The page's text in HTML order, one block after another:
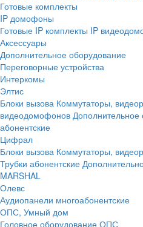
Готовые комплекты
IP домофоны
Готовые IP комплекты IP
Аксессуары
Дополнительное оборудование
Переговорные устройства
Интеркомы
Элтис
Блоки вызова Коммутаторы,
видеодомофонов Дополнительное
абонентские
Цифрал
Блоки вызова Коммутаторы,
Трубки абонентские
MARSHAL
Олевс
Аудиопанели многоабонентские
ОПС, Умный дом
Головное оборудование ОПС